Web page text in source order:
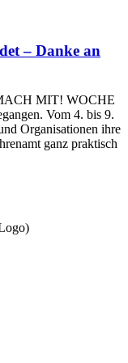
– Danke an
MIT! WOCHE
Vom 4. bis 9.
Organisationen ihre
ganz praktisch